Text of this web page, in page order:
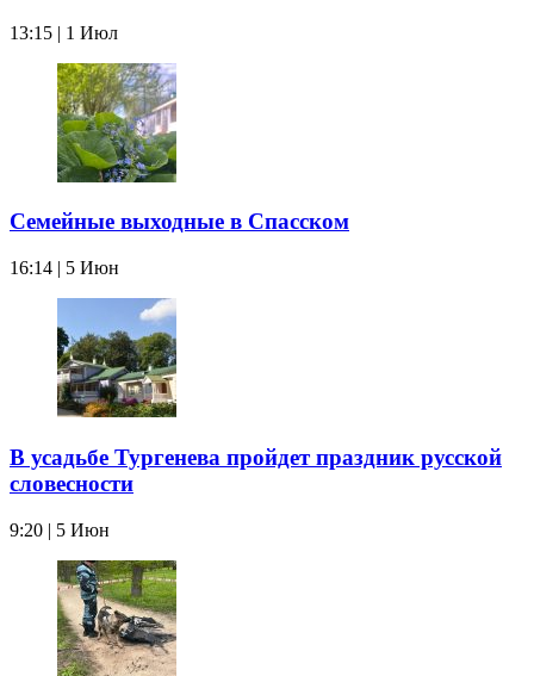
13:15 | 1 Июл
Семейные выходные в Спасском
16:14 | 5 Июн
В усадьбе Тургенева пройдет праздник русской
словесности
9:20 | 5 Июн